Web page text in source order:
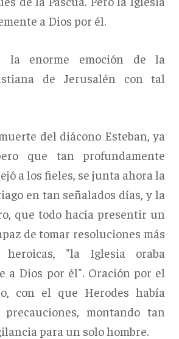
a Dios por él.
la enorme emoción de la
de Jerusalén con tal
del diácono Esteban, ya
que tan profundamente
a los fieles, se junta ahora la
en tan señalados días, y la
que todo hacía presentir un
de tomar resoluciones más
heroicas, "la Iglesia oraba
a Dios por él". Oración por el
con el que Herodes había
montando tan
para un solo hombre.